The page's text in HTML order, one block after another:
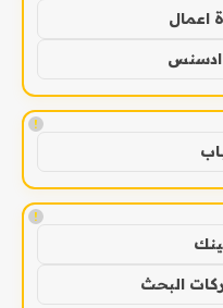
اعمال
ادسنس
!
!
البحث